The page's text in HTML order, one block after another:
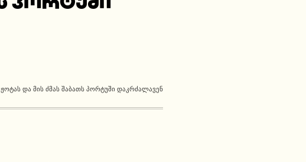
ᲓᲐ ᲛᲘᲡ ᲫᲛᲐᲡ ᲨᲐᲑᲐᲗᲡ ᲞᲝᲠᲢᲣᲨᲘ ᲓᲐᲙᲠᲫᲐᲚᲐᲕᲔᲜ